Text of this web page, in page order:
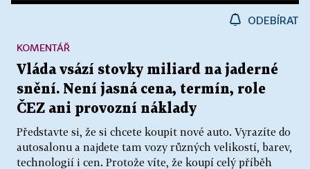
ODEBÍRAT
Vláda vsází stovky miliard na jaderné
snění. Není jasná cena, termín, role
ČEZ ani provozní náklady
Představte si, že si chcete koupit nové auto. Vyrazíte do
autosalonu a najdete tam vozy různých velikostí, barev,
technologií i cen. Protože víte, že koupí celý příběh
KOMENTÁŘ